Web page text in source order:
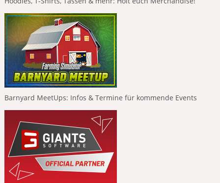
Barnyard MeetUps: Infos & Termine für kommende Events